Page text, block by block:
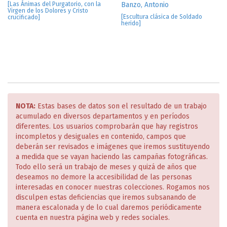
[Las Ánimas del Purgatorio, con la
Virgen de los Dolores y Cristo
crucificado]
Banzo, Antonio
[Escultura clásica de Soldado
herido]
NOTA: Estas bases de datos son el resultado de un trabajo
acumulado en diversos departamentos y en períodos
diferentes. Los usuarios comprobarán que hay registros
incompletos y desiguales en contenido, campos que
deberán ser revisados e imágenes que iremos sustituyendo
a medida que se vayan haciendo las campañas fotográficas.
Todo ello será un trabajo de meses y quizá de años que
deseamos no demore la accesibilidad de las personas
interesadas en conocer nuestras colecciones. Rogamos nos
disculpen estas deficiencias que iremos subsanando de
manera escalonada y de lo cual daremos periódicamente
cuenta en nuestra página web y redes sociales.